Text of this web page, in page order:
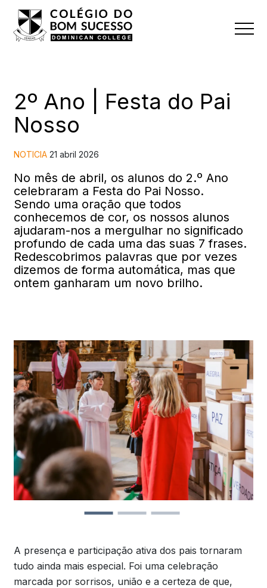
2º Ano | Festa do Pai
Nosso
NOTICIA21 abril 2026
No mês de abril, os alunos do 2.º Ano
celebraram a Festa do Pai Nosso.
Sendo uma oração que todos
conhecemos de cor, os nossos alunos
ajudaram-nos a mergulhar no significado
profundo de cada uma das suas 7 frases.
Redescobrimos palavras que por vezes
dizemos de forma automática, mas que
ontem ganharam um novo brilho.
A presença e participação ativa dos pais tornaram
tudo ainda mais especial. Foi uma celebração
marcada por sorrisos, união e a certeza de que,